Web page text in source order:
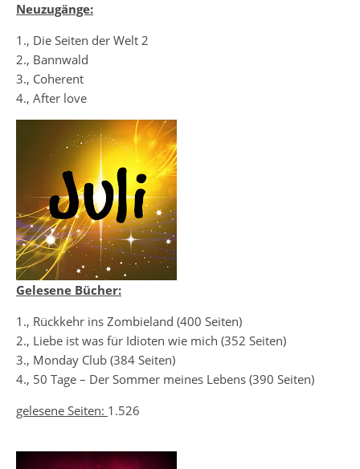
Neuzugänge:
1., Die Seiten der Welt 2
2., Bannwald
3., Coherent
4., After love
Gelesene Bücher:
1., Rückkehr ins Zombieland (400 Seiten)
2., Liebe ist was für Idioten wie mich (352 Seiten)
3., Monday Club (384 Seiten)
4., 50 Tage – Der Sommer meines Lebens (390 Seiten)
gelesene Seiten: 1.526